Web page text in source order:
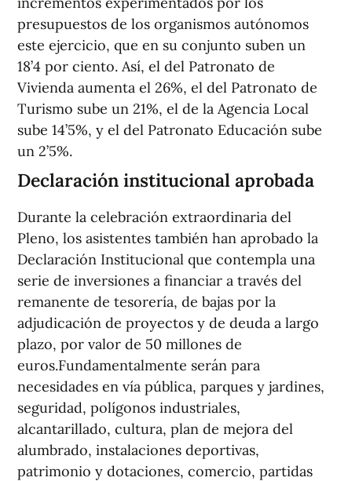
presupuestos de los organismos autónomos
este ejercicio, que en su conjunto suben un
18’4 por ciento. Así, el del Patronato de
Vivienda aumenta el 26%, el del Patronato de
Turismo sube un 21%, el de la Agencia Local
sube 14’5%, y el del Patronato Educación sube
un 2’5%.
Declaración institucional aprobada
Durante la celebración extraordinaria del
Pleno, los asistentes también han aprobado la
Declaración Institucional que contempla una
serie de inversiones a financiar a través del
remanente de tesorería, de bajas por la
adjudicación de proyectos y de deuda a largo
plazo, por valor de 50 millones de
euros.Fundamentalmente serán para
necesidades en vía pública, parques y jardines,
seguridad, polígonos industriales,
alcantarillado, cultura, plan de mejora del
alumbrado, instalaciones deportivas,
patrimonio y dotaciones, comercio, partidas